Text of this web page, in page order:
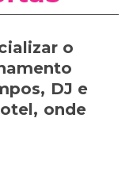
o
DJ e
onde